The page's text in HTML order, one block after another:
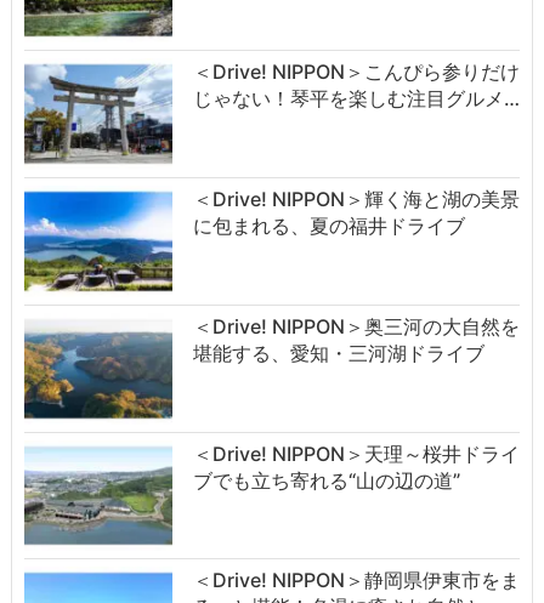
＜Drive! NIPPON＞こんぴら参りだけ
じゃない！琴平を楽しむ注目グルメ…
＜Drive! NIPPON＞輝く海と湖の美景
に包まれる、夏の福井ドライブ
＜Drive! NIPPON＞奥三河の大自然を
堪能する、愛知・三河湖ドライブ
＜Drive! NIPPON＞天理～桜井ドライ
ブでも立ち寄れる“山の辺の道”
＜Drive! NIPPON＞静岡県伊東市をま